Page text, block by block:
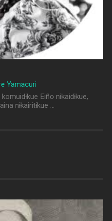
Yamacuri
Eiño nɨkaɨdɨkue,
nɨkaɨritɨkue …